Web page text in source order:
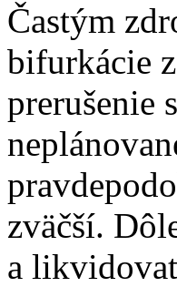
Častým
bifurkácie
prerušenie
zväčší.
a